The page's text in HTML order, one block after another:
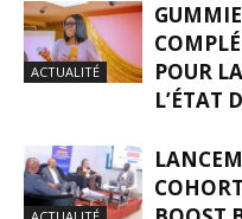
ACTUALITÉ
POUR
L’ÉTAT